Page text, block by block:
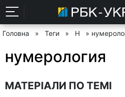
Головна » Теги » Н »
нумерология
МАТЕРІАЛИ ПО ТЕМІ